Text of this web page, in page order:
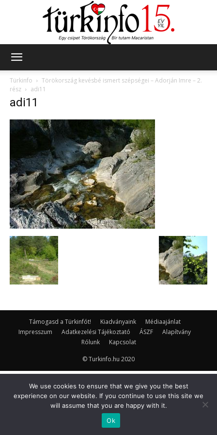
Türkinfo
Törökország kevésbé ismert szépségei – Adorján Imre – 2.
rész
adi11
adi11
Támogasd a Türkinfót! Kiadványaink
Médiaajánlat
Impresszum
Adatkezelési Tájékoztató ÁSZF
Alapítvány
Rólunk
Kapcsolat
© Turkinfo.hu 2020
We use cookies to ensure that we give you the best
experience on our website. If you continue to use this site we
will assume that you are happy with it.
Ok